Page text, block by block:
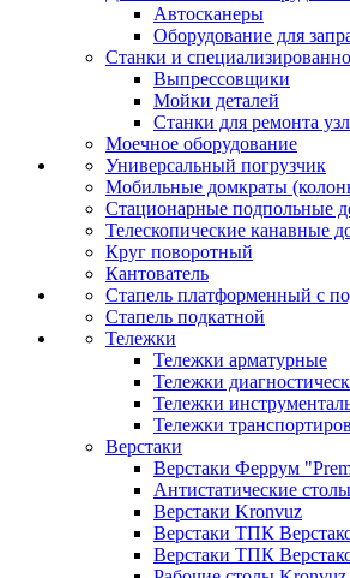
Автосканеры
Оборудование для
Станки и
Выпрессовщики
Мойки деталей
Станки для ремонта
Моечное оборудование
Универсальный погрузчик
Мобильные домкраты
Стационарные подпольные
Телескопические канавные
Круг поворотный
Кантователь
Стапель платформенный с
Стапель подкатной
Тележки
Тележки арматурные
Тележки
Тележки
Тележки
Верстаки
Верстаки Феррум
Антистатические столы
Верстаки Kronvuz
Верстаки ТПК
Верстаки ТПК